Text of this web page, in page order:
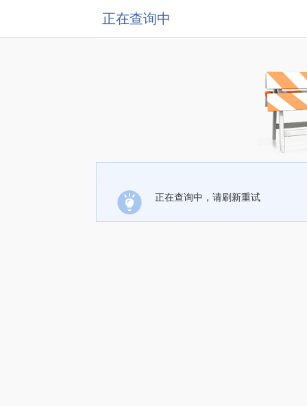
正在查询中
正在查询中，请刷新重试